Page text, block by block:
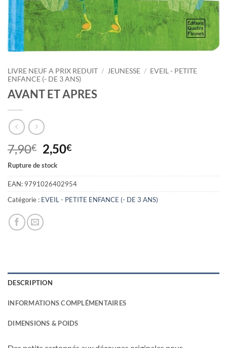
LIVRE NEUF A PRIX REDUIT / JEUNESSE / EVEIL - PETITE
ENFANCE (- DE 3 ANS)
AVANT ET APRES
7,90€ Le
prix
initial
était :
7,90€.
2,50€Le
actuel
est :
2,50€.
Rupture de stock
EAN: 9791026402954
Catégorie : EVEIL - PETITE ENFANCE (- DE 3 ANS)
DESCRIPTION
INFORMATIONS COMPLÉMENTAIRES
DIMENSIONS & POIDS